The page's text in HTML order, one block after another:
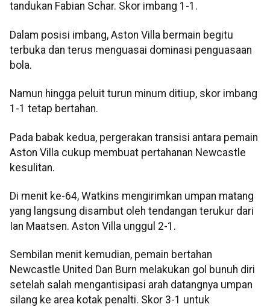
tandukan Fabian Schar. Skor imbang 1-1.
Dalam posisi imbang, Aston Villa bermain begitu
terbuka dan terus menguasai dominasi penguasaan
bola.
Namun hingga peluit turun minum ditiup, skor imbang
1-1 tetap bertahan.
Pada babak kedua, pergerakan transisi antara pemain
Aston Villa cukup membuat pertahanan Newcastle
kesulitan.
Di menit ke-64, Watkins mengirimkan umpan matang
yang langsung disambut oleh tendangan terukur dari
Ian Maatsen. Aston Villa unggul 2-1.
Sembilan menit kemudian, pemain bertahan
Newcastle United Dan Burn melakukan gol bunuh diri
setelah salah mengantisipasi arah datangnya umpan
silang ke area kotak penalti. Skor 3-1 untuk